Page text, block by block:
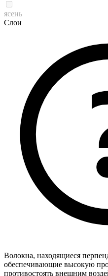
ясень
Слои
Волокна, находящиеся
обеспечивающие высокую
противостоять внешним